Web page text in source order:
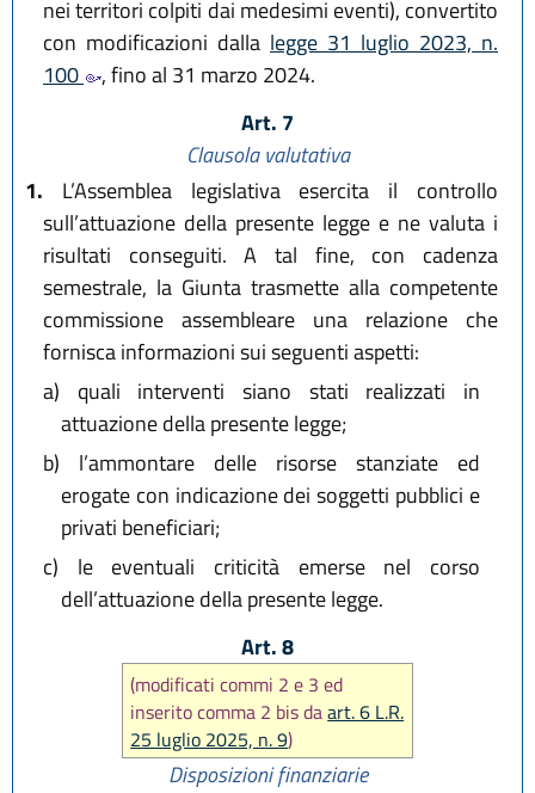
nei territori colpiti dai medesimi eventi), convertito
con modificazioni dalla legge 31 luglio 2023, n.
100
, fino al 31 marzo 2024.
Art. 7
Clausola valutativa
1. L’Assemblea legislativa esercita il controllo
sull’attuazione della presente legge e ne valuta i
risultati conseguiti. A tal fine, con cadenza
semestrale, la Giunta trasmette alla competente
commissione assembleare una relazione che
fornisca informazioni sui seguenti aspetti:
a) quali interventi siano stati realizzati in
attuazione della presente legge;
b) l’ammontare delle risorse stanziate ed
erogate con indicazione dei soggetti pubblici e
privati beneficiari;
c) le eventuali criticità emerse nel corso
dell’attuazione della presente legge.
Art. 8
(modificati commi 2 e 3 ed
inserito comma 2 bis daart. 6 L.R.
25 luglio 2025, n. 9)
Disposizioni finanziarie